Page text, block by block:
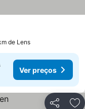
de Lens
Ver preços